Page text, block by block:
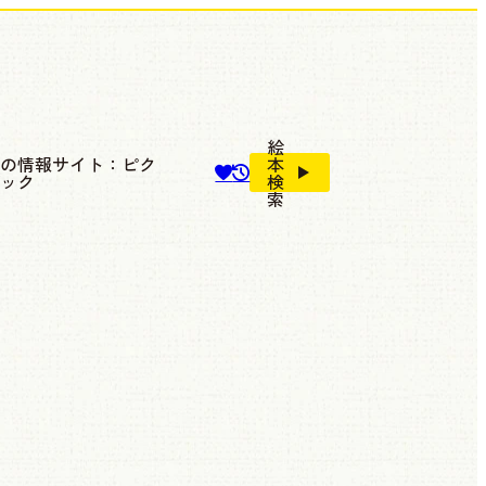
情報サイト：ピク
ク
絵
本
検
索